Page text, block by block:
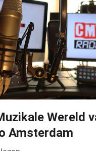
Wereld
Amsterdam